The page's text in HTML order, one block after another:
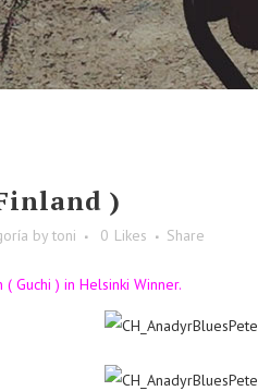
)
by toni 0 Likes Share
Guchi ) in Helsinki Winner.